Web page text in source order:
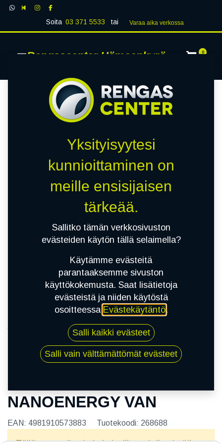
Soita 03 371 5533 tai Varaa aika verk​​​​ossa
Rengascenter Hämeenkyrö 0
185R15C 103R TOYO NANOENERGY VAN
NANOENERGY VAN
EAN: 4981910573883 Tuotekoodi: 268688
Yksityisyytesi
kunnioittaminen on
meille ensisijaisen
tärkeää.
Sallitko tämän verkkosivuston
evästeiden käytön tällä selaimella?
Käytämme evästeitä
parantaaksemme sivuston
käyttökokemusta. Saat lisätietoja
evästeistä ja niiden käytöstä
osoitteessa Evästekäytäntö.
Salli kaikki evästeet
Salli vain välttämättömät evästeet